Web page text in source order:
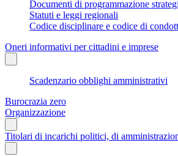
Documenti di programmazione
Statuti e leggi regionali
Codice disciplinare e codice di
Oneri informativi per cittadini e imprese
Scadenzario obblighi amministrativi
Burocrazia zero
Organizzazione
Titolari di incarichi politici, di